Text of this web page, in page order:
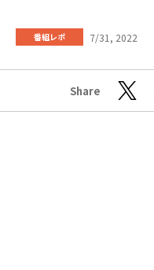
番組レポ 7/31, 2022
Share